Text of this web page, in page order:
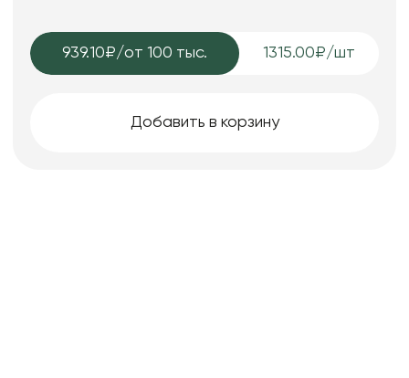
939.10₽/от 100 тыс. 1315.00₽/шт
Добавить в корзину